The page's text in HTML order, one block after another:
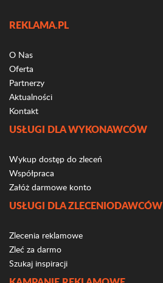
REKLAMA.PL
O Nas
Oferta
Partnerzy
Aktualności
Kontakt
USŁUGI DLA WYKONAWCÓW
Wykup dostęp do zleceń
Współpraca
Załóż darmowe konto
USŁUGI DLA ZLECENIODAWCÓW
Zlecenia reklamowe
Zleć za darmo
Szukaj inspiracji